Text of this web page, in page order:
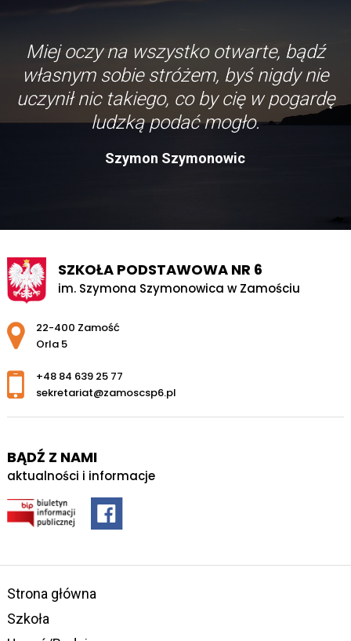
Miej oczy na wszystko otwarte, bądź
własnym sobie stróżem, byś nigdy nie
uczynił nic takiego, co by cię w pogardę
ludzką podać mogło.
Szymon Szymonowic
SZKOŁA PODSTAWOWA NR 6
im. Szymona Szymonowica w Zamościu
Adres pocztowy:
22-400 Zamość
Orla 5
+48 84 639 25 77
sekretariat@zamoscsp6.pl
BĄDŹ Z NAMI
aktualności i informacje
Strona główna
Szkoła